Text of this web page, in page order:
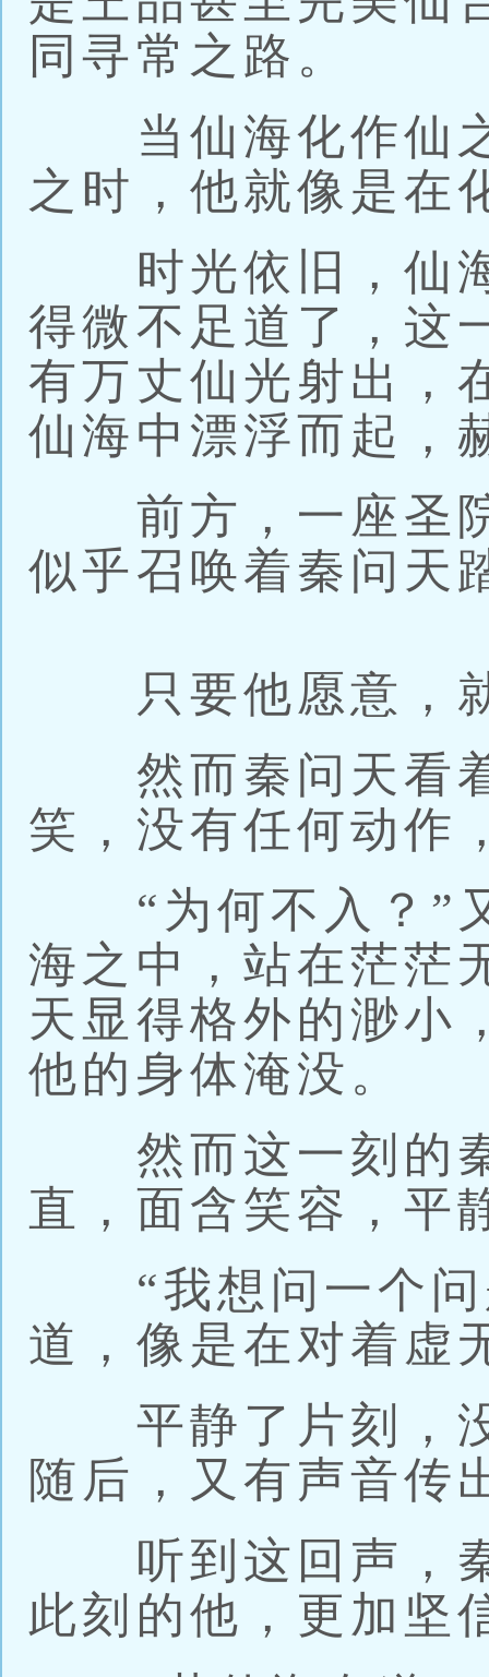
同寻常之路。
当仙海化作仙之
之时，他就像是在
时光依旧，仙海
得微不足道了，这
有万丈仙光射出，
仙海中漂浮而起，
前方，一座圣院
似乎召唤着秦问天
只要他愿意，
然而秦问天看着
笑，没有任何动作
“为何不入？”
海之中，站在茫茫
天显得格外的渺小
他的身体淹没。
然而这一刻的秦
直，面含笑容，平
“我想问一个问
道，像是在对着虚
平静了片刻，没
随后，又有声音传
听到这回声，秦
此刻的他，更加坚